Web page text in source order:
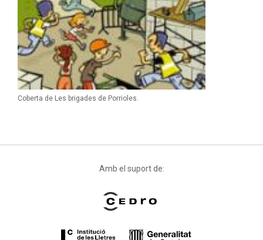
Coberta de Les brigades de Porrioles.
Amb el suport de: